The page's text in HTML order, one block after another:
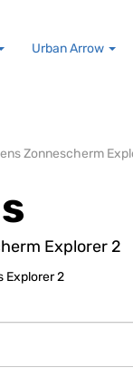
Urban Arrow
Zonnescherm
Explorer 2
Explorer 2